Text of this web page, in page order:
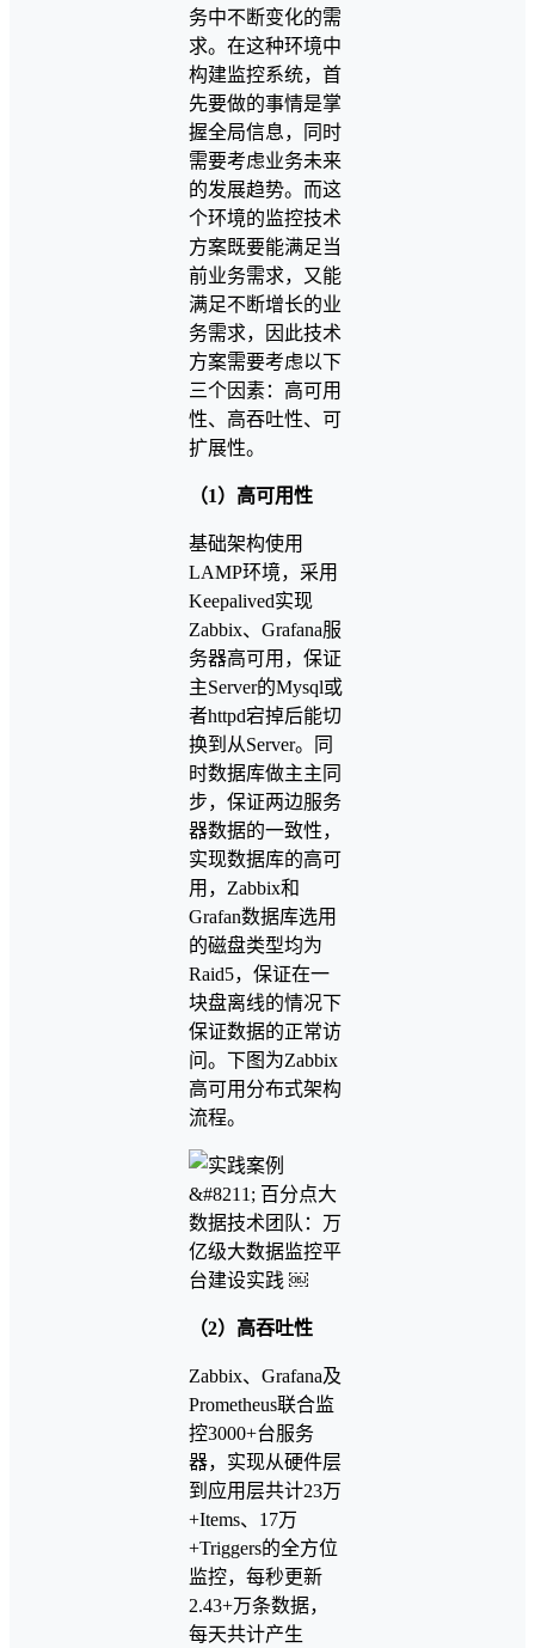
务中不断变化的需
求。在这种环境中
构建监控系统，首
先要做的事情是掌
握全局信息，同时
需要考虑业务未来
的发展趋势。而这
个环境的监控技术
方案既要能满足当
前业务需求，又能
满足不断增长的业
务需求，因此技术
方案需要考虑以下
三个因素：高可用
性、高吞吐性、可
扩展性。
（1）高可用性
基础架构使用
LAMP环境，采用
Keepalived实现
Zabbix、Grafana服
务器高可用，保证
主Server的Mysql或
者httpd宕掉后能切
换到从Server。同
时数据库做主主同
步，保证两边服务
器数据的一致性，
实现数据库的高可
用，Zabbix和
Grafan数据库选用
的磁盘类型均为
Raid5，保证在一
块盘离线的情况下
保证数据的正常访
问。下图为Zabbix
高可用分布式架构
流程。
（2）高吞吐性
Zabbix、Grafana及
Prometheus联合监
控3000+台服务
器，实现从硬件层
到应用层共计23万
+Items、17万
+Triggers的全方位
监控，每秒更新
2.43+万条数据，
每天共计产生